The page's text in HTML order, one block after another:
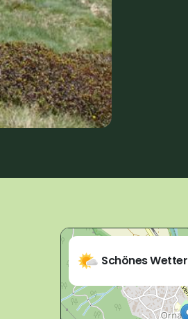
Schönes Wetter
28877 - Ornavasso (VB)